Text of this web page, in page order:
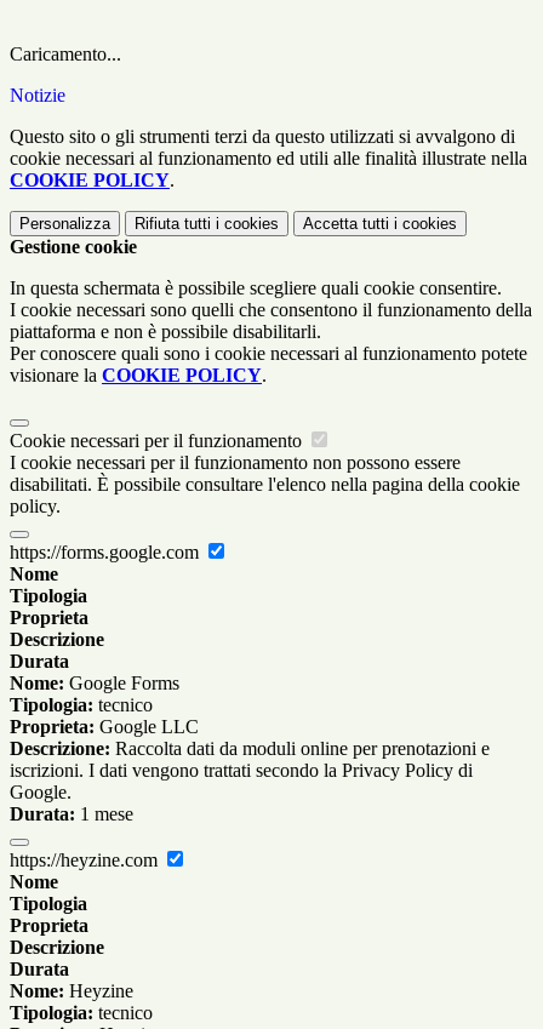
Caricamento...
Notizie
Questo sito o gli strumenti terzi da questo utilizzati si avvalgono di
cookie necessari al funzionamento ed utili alle finalità illustrate nella
COOKIE POLICY.
Personalizza Rifiuta tutti i cookies Accetta tutti i cookies
Gestione cookie
In questa schermata è possibile scegliere quali cookie consentire.
I cookie necessari sono quelli che consentono il funzionamento della
piattaforma e non è possibile disabilitarli.
Per conoscere quali sono i cookie necessari al funzionamento potete
visionare la COOKIE POLICY.
Cookie necessari per il funzionamento
I cookie necessari per il funzionamento non possono essere
disabilitati. È possibile consultare l'elenco nella pagina della cookie
policy.
https://forms.google.com
Nome
Tipologia
Proprieta
Descrizione
Durata
Nome: Google Forms
Tipologia: tecnico
Proprieta: Google LLC
Descrizione: Raccolta dati da moduli online per prenotazioni e
iscrizioni. I dati vengono trattati secondo la Privacy Policy di
Google.
Durata: 1 mese
https://heyzine.com
Nome
Tipologia
Proprieta
Descrizione
Durata
Nome: Heyzine
Tipologia: tecnico